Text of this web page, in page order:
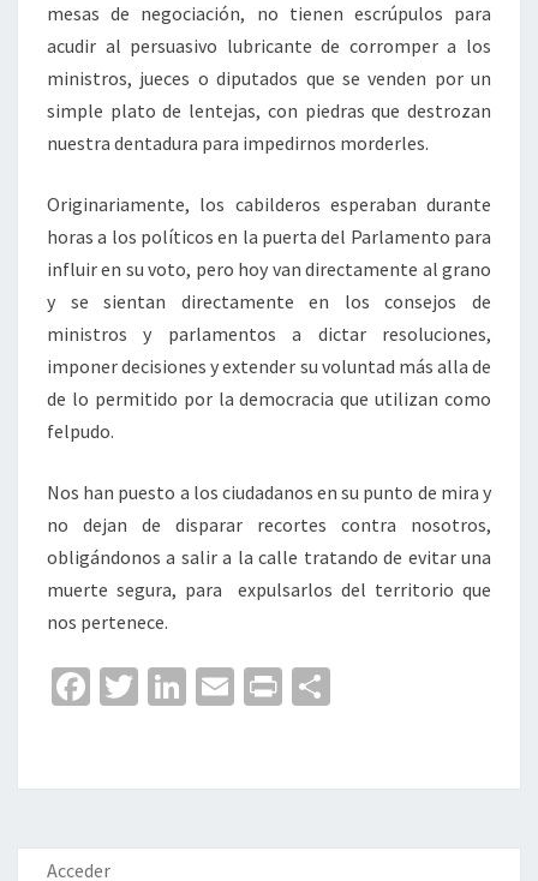
mesas de negociación, no tienen escrúpulos para
acudir al persuasivo lubricante de corromper a los
ministros, jueces o diputados que se venden por un
simple plato de lentejas, con piedras que destrozan
nuestra dentadura para impedirnos morderles.
Originariamente, los cabilderos esperaban durante
horas a los políticos en la puerta del Parlamento para
influir en su voto, pero hoy van directamente al grano
y se sientan directamente en los consejos de
ministros y parlamentos a dictar resoluciones,
imponer decisiones y extender su voluntad más alla de
de lo permitido por la democracia que utilizan como
felpudo.
Nos han puesto a los ciudadanos en su punto de mira y
no dejan de disparar recortes contra nosotros,
obligándonos a salir a la calle tratando de evitar una
muerte segura, para expulsarlos del territorio que
nos pertenece.
Fa
o
o
T
er
Li
dI
n
E
l
Pr
p
ar
Acceder